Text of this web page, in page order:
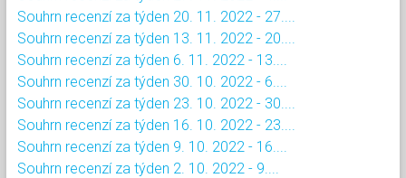
Souhrn recenzí za týden 20. 11. 2022 - 27....
Souhrn recenzí za týden 13. 11. 2022 - 20....
Souhrn recenzí za týden 6. 11. 2022 - 13....
Souhrn recenzí za týden 30. 10. 2022 - 6....
Souhrn recenzí za týden 23. 10. 2022 - 30....
Souhrn recenzí za týden 16. 10. 2022 - 23....
Souhrn recenzí za týden 9. 10. 2022 - 16....
Souhrn recenzí za týden 2. 10. 2022 - 9....